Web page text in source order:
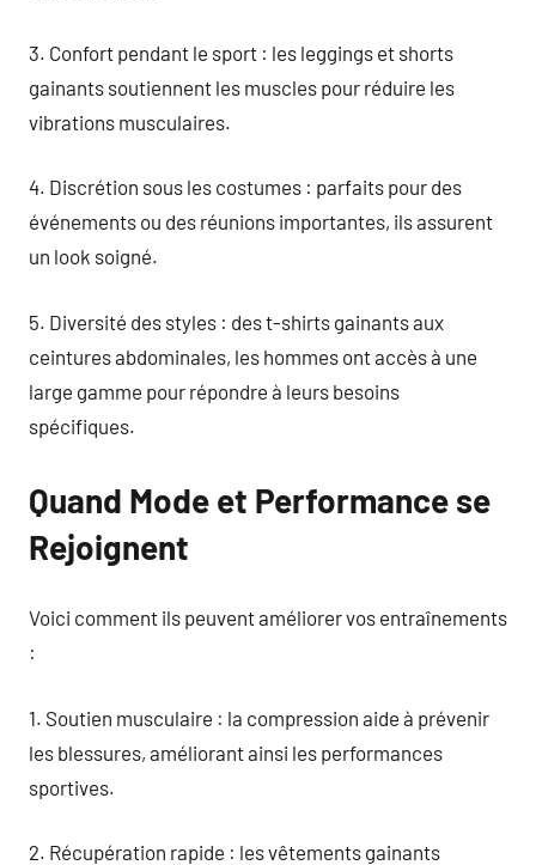
3. Confort pendant le sport : les leggings et shorts
gainants soutiennent les muscles pour réduire les
vibrations musculaires.
4. Discrétion sous les costumes : parfaits pour des
événements ou des réunions importantes, ils assurent
un look soigné.
5. Diversité des styles : des t-shirts gainants aux
ceintures abdominales, les hommes ont accès à une
large gamme pour répondre à leurs besoins
spécifiques.
Quand Mode et Performance se
Rejoignent
Voici comment ils peuvent améliorer vos entraînements
:
1. Soutien musculaire : la compression aide à prévenir
les blessures, améliorant ainsi les performances
sportives.
2. Récupération rapide : les vêtements gainants